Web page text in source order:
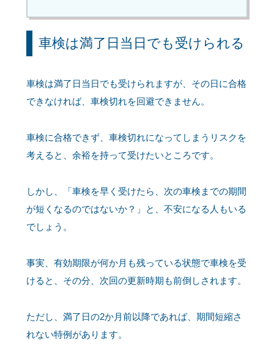
車検は満了日当日でも受けられる
車検は満了日当日でも受けられますが、その日に合格
できなければ、車検切れを回避できません。
車検に合格できず、車検切れになってしまうリスクを
考えると、余裕を持って受けたいところです。
しかし、「車検を早く受けたら、次の車検までの期間
が短くなるのではないか？」と、不安になる人もいる
でしょう。
事実、有効期限が何か月も残っている状態で車検を受
けると、その分、次回の更新時期も前倒しされます。
ただし、満了日の2か月前以降であれば、期間短縮さ
れない特例があります。